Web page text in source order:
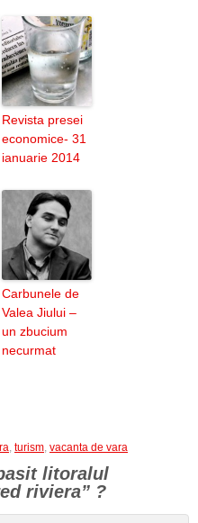
Revista presei
economice- 31
ianuarie 2014
Carbunele de
Valea Jiului –
un zbucium
necurmat
, turism, vacanta de vara
litoralul
riviera” ?